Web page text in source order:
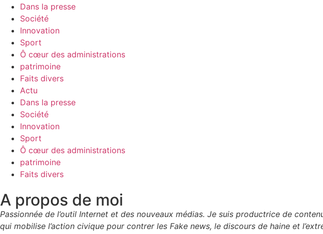
Dans la presse
Société
Innovation
Sport
Ô cœur des administrations
patrimoine
Faits divers
Actu
Dans la presse
Société
Innovation
Sport
Ô cœur des administrations
patrimoine
Faits divers
A propos de moi
Passionnée de l’outil Internet et des nouveaux médias. Je suis productrice de
qui mobilise l’action civique pour contrer les Fake news, le discours de haine et